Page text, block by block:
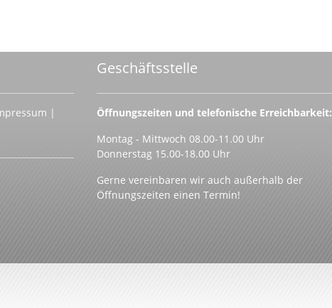
|
Geschäftsstelle
Öffnungszeiten und telefonische Erreichbarkeit:
Montag - Mittwoch 08.00-11.00 Uhr
Donnerstag 15.00-18.00 Uhr
Gerne vereinbaren wir auch außerhalb der
Öffnungszeiten einen Termin!